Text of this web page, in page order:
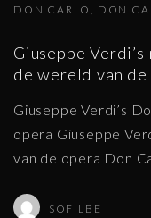
DON CARLO DON
Giuseppe
de wereld van de
Giuseppe Verdi’s
opera Giuseppe
van de opera Don
SOFILBE